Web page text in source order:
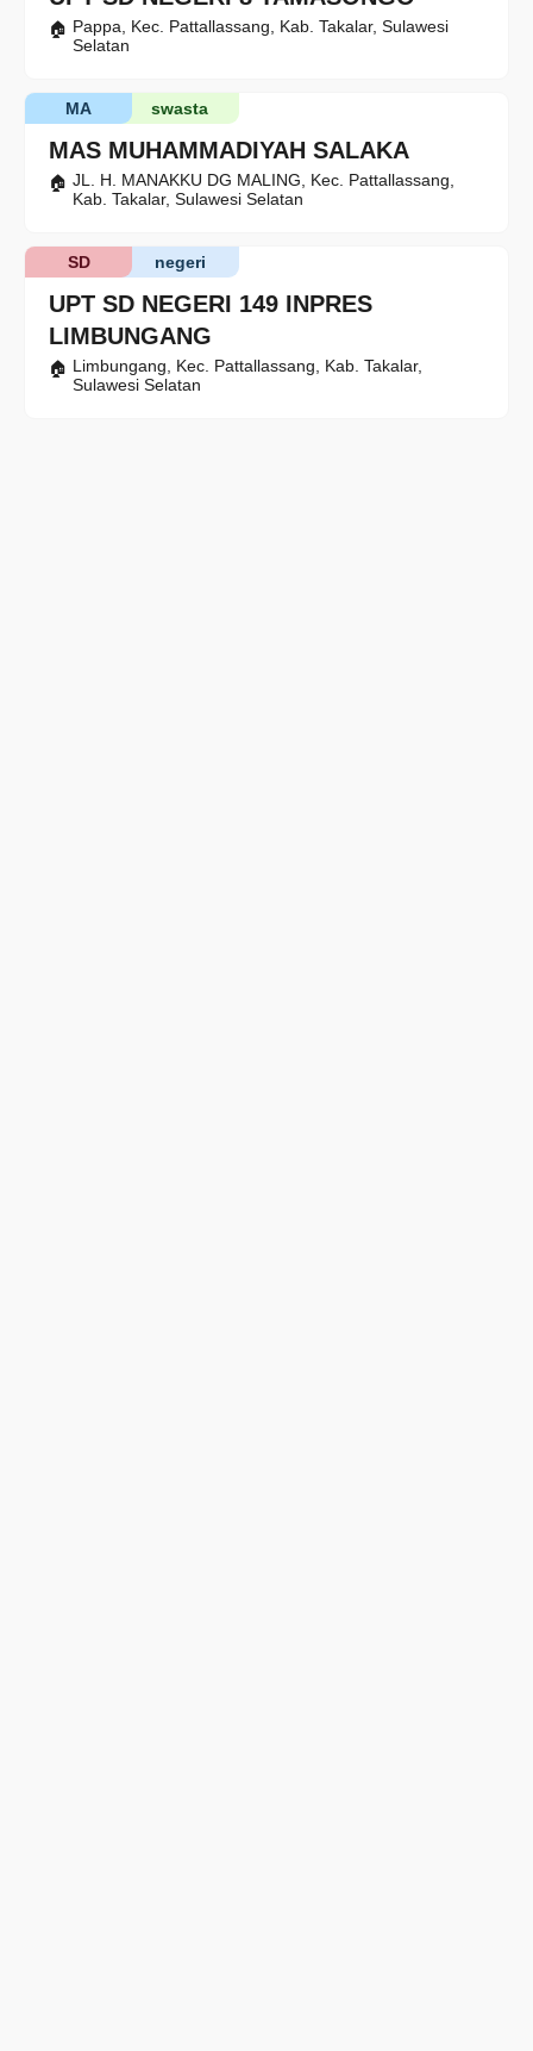
Pappa, Kec. Pattallassang, Kab. Takalar, Sulawesi
Selatan
MAS MUHAMMADIYAH SALAKA
swasta
MA
JL. H. MANAKKU DG MALING, Kec. Pattallassang,
Kab. Takalar, Sulawesi Selatan
UPT SD NEGERI 149 INPRES
LIMBUNGANG
negeri
SD
Limbungang, Kec. Pattallassang, Kab. Takalar,
Sulawesi Selatan